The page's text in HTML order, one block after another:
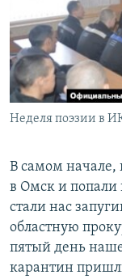
Неделя поэзии в
В самом начале,
в Омск и попали
стали нас
областную
пятый день
карантин